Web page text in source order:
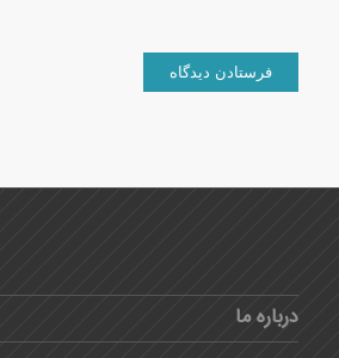
درباره ما